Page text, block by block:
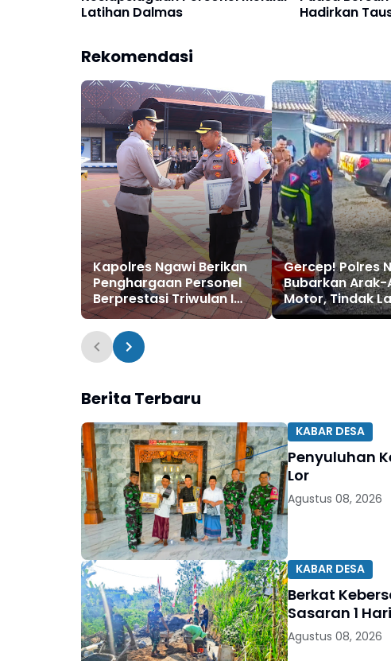
Latihan Dalmas
Hadirkan
Rekomendasi
Kapolres Ngawi Berikan
Penghargaan Personel
Berprestasi Triwulan I
Tahun 2026
Gercep! Polres
Bubarkan Arak-
Motor, Tindak
Laporan Warga
Berita Terbaru
KABAR DESA
Penyuluhan
Lor
Agustus 08, 2026
KABAR DESA
Berkat
Sasaran 1
Agustus 08, 2026